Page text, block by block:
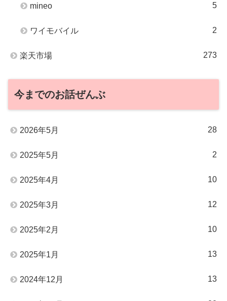
mineo 5
ワイモバイル 2
楽天市場 273
今までのお話ぜんぶ
2026年5月 28
2025年5月 2
2025年4月 10
2025年3月 12
2025年2月 10
2025年1月 13
2024年12月 13